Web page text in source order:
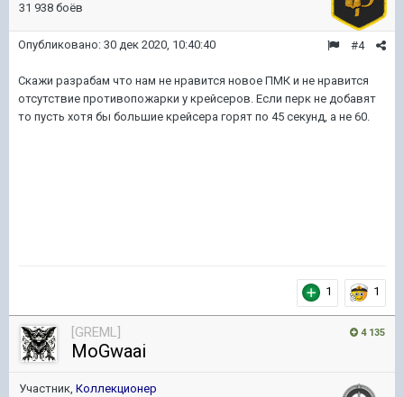
31 938 боёв
#4
Опубликовано: 30 дек 2020, 10:40:40
Скажи разрабам что нам не нравится новое ПМК и не нравится
отсутствие противопожарки у крейсеров. Если перк не добавят
то пусть хотя бы большие крейсера горят по 45 секунд, а не 60.
1 1
4 135
[GREML]
MoGwaai
Участник, Коллекционер